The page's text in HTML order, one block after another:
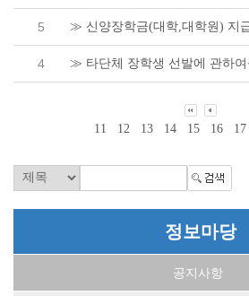
5
4 ≫ 타단체 장학생 선발에 관하
11 12 13 14 15 16 17
정보마당
공지사항